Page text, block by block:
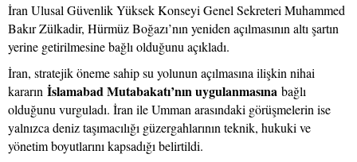
İran Ulusal Güvenlik Yüksek Konseyi Genel Sekreteri Muhammed
Bakır Zülkadir, Hürmüz Boğazı’nın yeniden açılmasının altı şartın
yerine getirilmesine bağlı olduğunu açıkladı.
İran, stratejik öneme sahip su yolunun açılmasına ilişkin nihai
kararın İslamabad Mutabakatı’nın uygulanmasına bağlı
olduğunu vurguladı. İran ile Umman arasındaki görüşmelerin ise
yalnızca deniz taşımacılığı güzergahlarının teknik, hukuki ve
yönetim boyutlarını kapsadığı belirtildi.